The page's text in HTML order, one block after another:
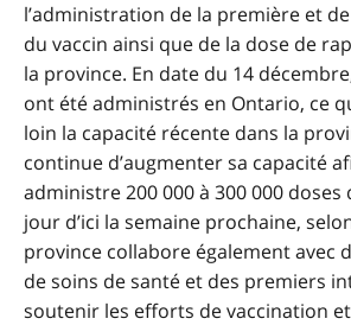
l’administration de la première et
du vaccin ainsi que de la dose de
la province. En date du 14
ont été administrés en Ontario, ce
loin la capacité récente dans la
continue d’augmenter sa capacité
administre 200 000 à 300 000 doses
jour d’ici la semaine prochaine,
province collabore également avec
de soins de santé et des premiers
soutenir les efforts de vaccination